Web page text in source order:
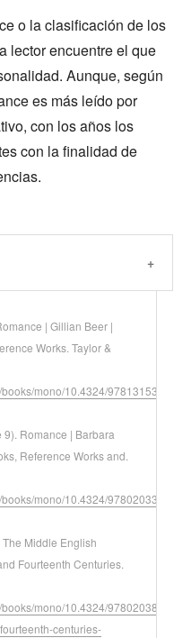
o la clasificación de los
lector encuentre el que
Aunque, según
es más leído por
con los años los
con la finalidad de
| Gillian Beer |
Works. Taylor &
mono/10.4324/
Romance | Barbara
Reference Works and.
mono/10.4324/
Middle English
Fourteenth Centuries.
mono/10.4324/
centuries-